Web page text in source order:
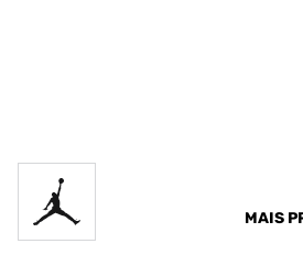
MAIS